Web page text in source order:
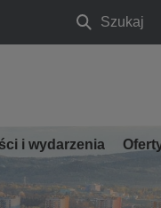
Szukaj
Szukaj
i wydarzenia